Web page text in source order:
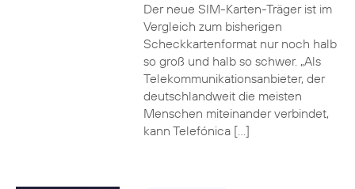
Der neue SIM-Karten-Träger ist im
Vergleich zum bisherigen
Scheckkartenformat nur noch halb
so groß und halb so schwer. „Als
Telekommunikationsanbieter, der
deutschlandweit die meisten
Menschen miteinander verbindet,
kann Telefónica […]